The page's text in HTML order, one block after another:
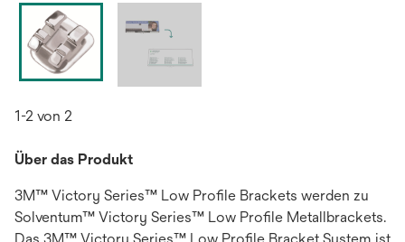
1-2 von 2
Über das Produkt
3M™ Victory Series™ Low Profile Brackets werden zu
Solventum™ Victory Series™ Low Profile Metallbrackets.